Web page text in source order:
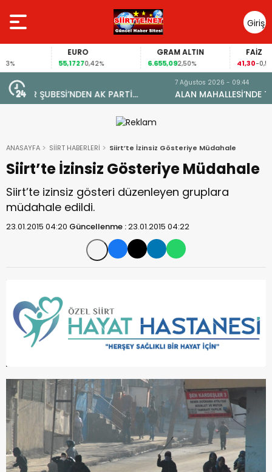
Giriş
Yap
0,42%
GRAM ALTIN
2,50% -0,55%
ALAN MAHALLESİ’NDE TARİHİ DÖNÜŞÜM: DOĞAL GAZA
KAVUŞTU, 34 YILLIK TAPU SORUNU ÇÖZÜLDÜ
ANASAYFA SİİRT HABERLERİ Siirt’te İzinsiz Gösteriye Müdahale
Siirt’te İzinsiz Gösteriye Müdahale
Siirt’te izinsiz gösteri düzenleyen gruplara
müdahale edildi.
23.01.2015 04:20 Güncellenme :23.01.2015 04:22